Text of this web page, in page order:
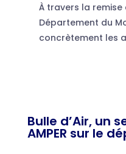
À travers la remise
Département du
concrètement les
Bulle d’Air, un
AMPER sur le